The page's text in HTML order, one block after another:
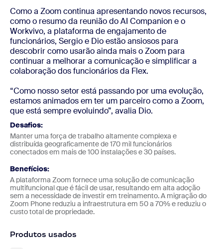
Desafios:
Manter uma força de trabalho altamente complexa e
distribuída geograficamente de 170 mil funcionários
conectados em mais de 100 instalações e 30 países.
Benefícios:
A plataforma Zoom fornece uma solução de comunicação
multifuncional que é fácil de usar, resultando em alta adoção
sem a necessidade de investir em treinamento. A migração do
Zoom Phone reduziu a infraestrutura em 50 a 70% e reduziu o
custo total de propriedade.
Produtos usados
Como a Zoom continua apresentando novos recursos,
como o resumo da reunião do AI Companion e o
Workvivo, a plataforma de engajamento de
funcionários, Sergio e Dio estão ansiosos para
descobrir como usarão ainda mais o Zoom para
continuar a melhorar a comunicação e simplificar a
colaboração dos funcionários da Flex.
“Como nosso setor está passando por uma evolução,
estamos animados em ter um parceiro como a Zoom,
que está sempre evoluindo”, avalia Dio.